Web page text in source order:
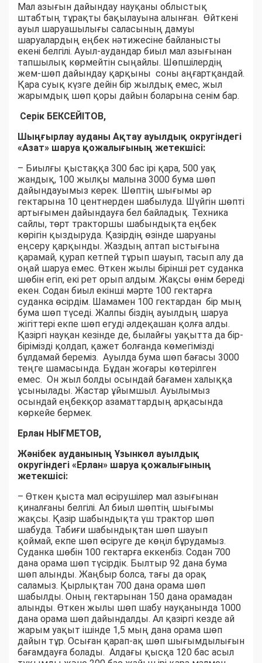
Мал азығын дайындау науқаны облыстық
штабтың тұрақты бақылауына алынған. Өйткені
ауыл шаруашылығы саласының дамуы
шаруалардың еңбек нәтижесіне байланысты
екені белгілі. Ауыл-аудандар биыл мал азығынан
тапшылық көрмейтін сыңайлы. Шөпшілердің
жем-шөп дайындау қарқыны соны аңғартқандай.
Қара суық күзге дейін бір жылдық емес, жыл
жарымдық шөп қоры дайын боларына сенім бар.
Серік БЕКСЕЙІТОВ,
Шыңғырлау ауданы Ақтау ауылдық округіндегі
«Азат» шаруа қожалығының жетекшісі:
– Биылғы қыстаққа 300 бас ірі қара, 500 уақ
жандық, 100 жылқы малына 3000 бума шөп
дайындауымыз керек. Шөптің шығымы әр
гектарына 10 центнерден шабылуда. Шүйгін шөпті
артығымен дайындауға бел байладық. Техника
сайлы, төрт тракторшы шабындықта еңбек
көрігін қыздыруда. Қазірдің өзінде шаруаны
еңсеру қарқынды. Жаздың аптап ыстығына
қарамай, қурап кетпей тұрып шауып, тасып алу да
оңай шаруа емес. Өткен жылы бірінші рет суданка
шөбін егіп, екі рет орып алдым. Жақсы өнім береді
екен. Содан биыл екінші мәрте 100 гектарға
суданка өсірдім. Шамамен 100 гектардан бір мың
бума шөп түседі. Жалпы біздің ауылдың шаруа
жігіттері екпе шөп егуді әлдеқашан қолға алды.
Қазіргі науқан кезінде де, былайғы уақытта да бір-
бірімізді қолдап, қажет болғанда көмегімізді
бұлдамай береміз. Ауылда бума шөп бағасы 3000
теңге шамасында. Бұдан жоғары көтерілген
емес. Он жыл болды осындай бағамен халыққа
ұсынылады. Жастар ұйымшыл. Ауылымыз
осындай еңбекқор азаматтардың арқасында
көркейе бермек.
Ерлан НЫҒМЕТОВ,
Жәнібек ауданының Ұзынкөл ауылдық
округіндегі «Ерлан» шаруа қожалығының
жетекшісі:
– Өткен қыста мал өсірушілер мал азығынан
қиналғаны белгілі. Ал биыл шөптің шығымы
жақсы. Қазір шабындықта үш трактор шөп
шабуда. Табиғи шабындықтан шөп шауып
қоймай, екпе шөп өсіруге де көңіл бұрудамыз.
Суданка шөбін 100 гектарға еккенбіз. Содан 700
дана орама шөп түсірдік. Былтыр 92 дана бума
шөп алынды. Жаңбыр болса, тағы да орақ
саламыз. Қырлықтан 700 дана орама шөп
шабылды. Оның гектарынан 150 дана орамадан
алынды. Өткен жылы шөп шабу науқанында 1000
дана орама шөп дайындалды. Ал қазіргі кезде ай
жарым уақыт ішінде 1,5 мың дана орама шөп
дайын тұр. Осыған қарап-ақ шөп шығымдылығын
бағамдауға болады. Алдағы қысқа 120 бас асыл